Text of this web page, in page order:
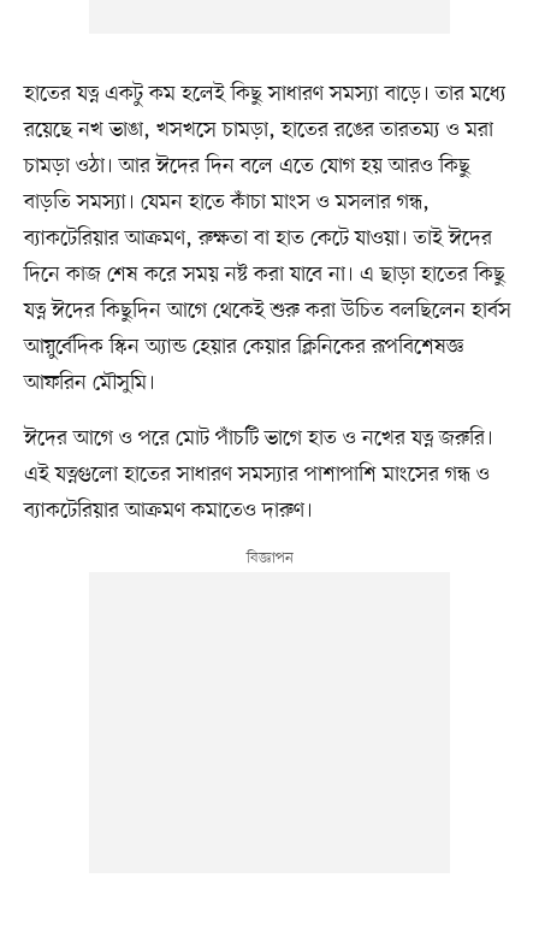
হাতের যত্ন একটু কম হলেই কিছু সাধারণ সমস্যা বাড়ে। তার মধ্যে
রয়েছে নখ ভাঙা, খসখসে চামড়া, হাতের রঙের তারতম্য ও মরা
চামড়া ওঠা। আর ঈদের দিন বলে এতে যোগ হয় আরও কিছু
বাড়তি সমস্যা। যেমন হাতে কাঁচা মাংস ও মসলার গন্ধ,
ব্যাকটেরিয়ার আক্রমণ, রুক্ষতা বা হাত কেটে যাওয়া। তাই ঈদের
দিনে কাজ শেষ করে সময় নষ্ট করা যাবে না। এ ছাড়া হাতের কিছু
যত্ন ঈদের কিছুদিন আগে থেকেই শুরু করা উচিত বলছিলেন হার্বস
আয়ুর্বেদিক স্কিন অ্যান্ড হেয়ার কেয়ার ক্লিনিকের রূপবিশেষজ্ঞ
আফরিন মৌসুমি।
ঈদের আগে ও পরে মোট পাঁচটি ভাগে হাত ও নখের যত্ন জরুরি।
এই যত্নগুলো হাতের সাধারণ সমস্যার পাশাপাশি মাংসের গন্ধ ও
ব্যাকটেরিয়ার আক্রমণ কমাতেও দারুণ।